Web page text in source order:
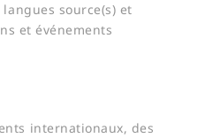
source(s) et
et événements
internationaux, des